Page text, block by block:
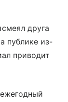
друга
публике из-
приводит